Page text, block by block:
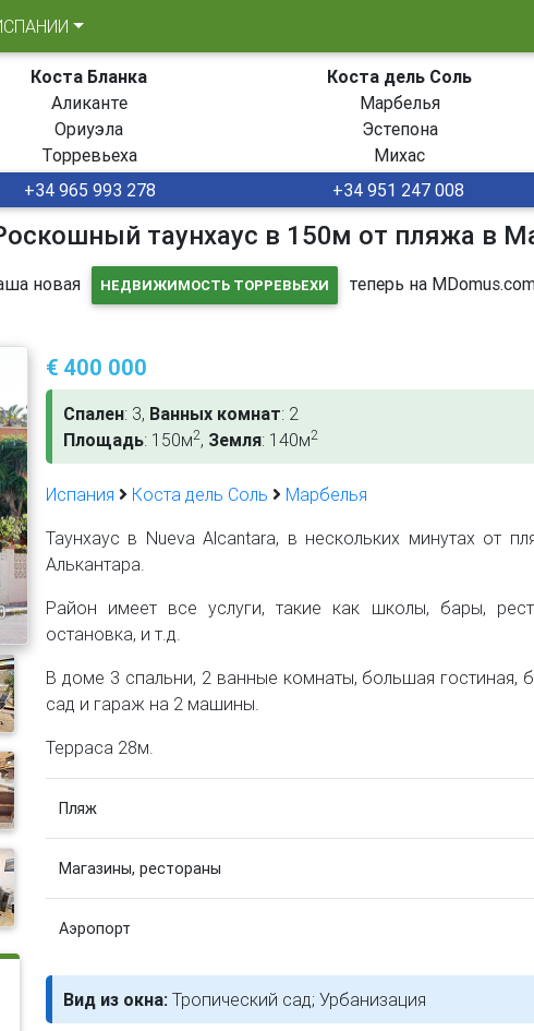
Коста Бланка
Аликанте
Ориуэла
Торревьеха
Коста дель Соль
Марбелья
Эстепона
Михас
+34 965 993 278
+34 951 247 008
таунхаус в 150м от пляжа в
новая НЕДВИЖИМОСТЬ ТОРРЕВЬЕХИ теперь на
€ 400 000
Спален: 3, Ванных комнат: 2
Площадь: 150м2, Земля: 140м2
Испания Коста дель Соль
Марбелья
Таунхаус в Nueva Alcantara, в нескольких минутах от
Алькантара.
Район имеет все услуги, такие как школы, бары,
остановка, и т.д.
В доме 3 спальни, 2 ванные комнаты, большая гостиная,
сад и гараж на 2 машины.
Терраса 28м.
Пляж
Магазины, рестораны
Аэропорт
Вид из окна: Тропический сад; Урбанизация